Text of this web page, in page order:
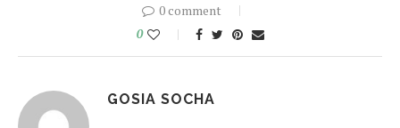
0 comment
0
GOSIA SOCHA